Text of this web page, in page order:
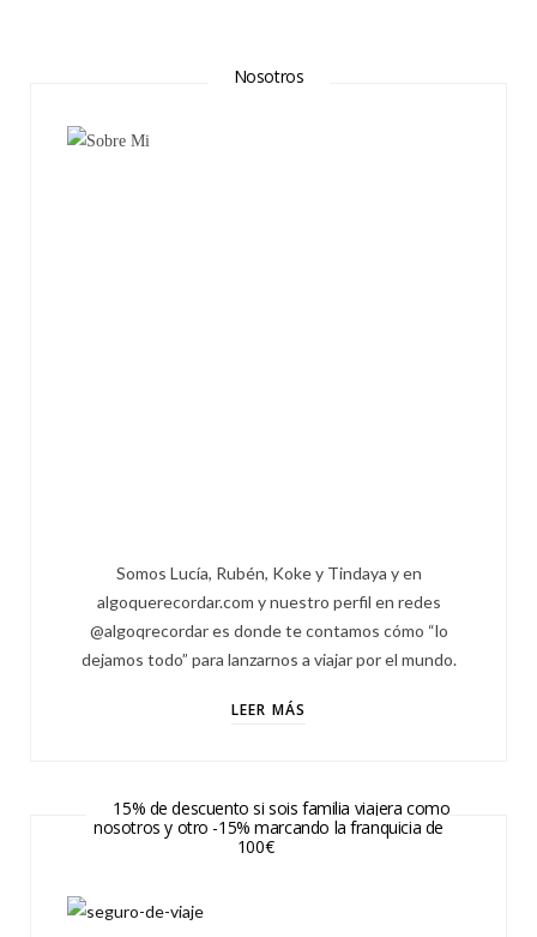
Nosotros
Somos Lucía, Rubén, Koke y Tindaya y en
algoquerecordar.com y nuestro perfil en redes
@algoqrecordar es donde te contamos cómo “lo
dejamos todo” para lanzarnos a viajar por el mundo.
LEER MÁS
15% de descuento si sois familia viajera como
nosotros y otro -15% marcando la franquicia de
100€